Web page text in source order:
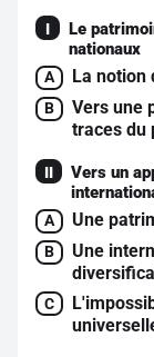
Se connecter
I
Le
nationaux
A La notion
B
Vers une
traces du
II
Vers un
A Une
B
Une
C